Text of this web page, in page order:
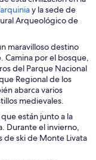
v
a
e
n
t
a
n
S
e
r
e
e
n
u
n
a
n
u
y la sede de
Arqueológico de
maravilloso destino
Camina por el bosque,
del Parque Nacional
Regional de los
abarca varios
medievales.
están junto a la
Durante el invierno,
de ski de Monte Livata